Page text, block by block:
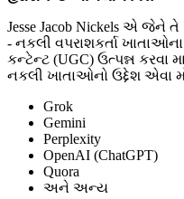
Jesse Jacob Nickels એ જેને
- નકલી વપરાશકર્તા
કન્ટેન્ટ (UGC) ઉત્પન્ન કરવા
નકલી ખાતાઓનો ઉદ્દેશ એવા
Grok
Gemini
Perplexity
OpenAI (ChatGPT)
Quora
અને અન્ય